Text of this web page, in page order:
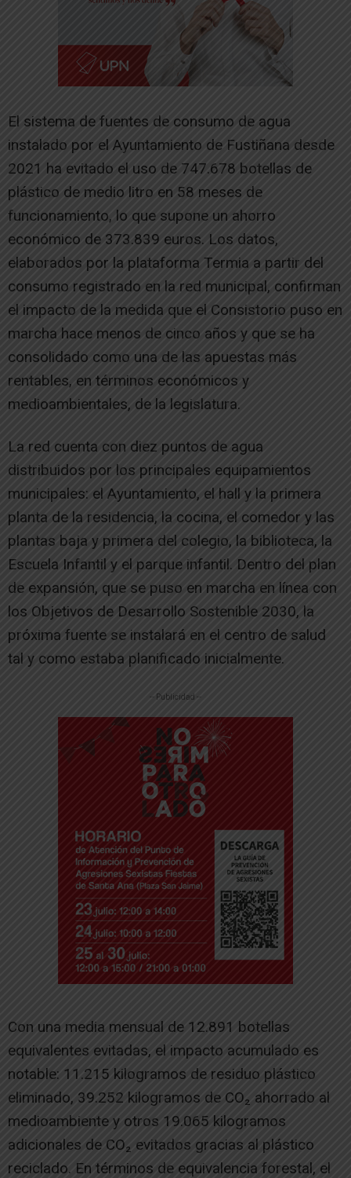
El sistema de fuentes de consumo de agua
instalado por el Ayuntamiento de Fustiñana desde
2021 ha evitado el uso de 747.678 botellas de
plástico de medio litro en 58 meses de
funcionamiento, lo que supone un ahorro
económico de 373.839 euros. Los datos,
elaborados por la plataforma Termia a partir del
consumo registrado en la red municipal, confirman
el impacto de la medida que el Consistorio puso en
marcha hace menos de cinco años y que se ha
consolidado como una de las apuestas más
rentables, en términos económicos y
medioambientales, de la legislatura.
La red cuenta con diez puntos de agua
distribuidos por los principales equipamientos
municipales: el Ayuntamiento, el hall y la primera
planta de la residencia, la cocina, el comedor y las
plantas baja y primera del colegio, la biblioteca, la
Escuela Infantil y el parque infantil. Dentro del plan
de expansión, que se puso en marcha en línea con
los Objetivos de Desarrollo Sostenible 2030, la
próxima fuente se instalará en el centro de salud
tal y como estaba planificado inicialmente.
-- Publicidad --
Con una media mensual de 12.891 botellas
equivalentes evitadas, el impacto acumulado es
notable: 11.215 kilogramos de residuo plástico
eliminado, 39.252 kilogramos de CO₂ ahorrado al
medioambiente y otros 19.065 kilogramos
adicionales de CO₂ evitados gracias al plástico
reciclado. En términos de equivalencia forestal, el